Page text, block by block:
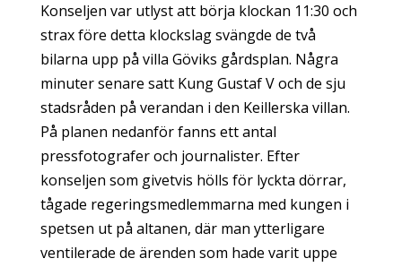
Konseljen var utlyst att börja klockan 11:30 och
strax före detta klockslag svängde de två
bilarna upp på villa Göviks gårdsplan. Några
minuter senare satt Kung Gustaf V och de sju
stadsråden på verandan i den Keillerska villan.
På planen nedanför fanns ett antal
pressfotografer och journalister. Efter
konseljen som givetvis hölls för lyckta dörrar,
tågade regeringsmedlemmarna med kungen i
spetsen ut på altanen, där man ytterligare
ventilerade de ärenden som hade varit uppe